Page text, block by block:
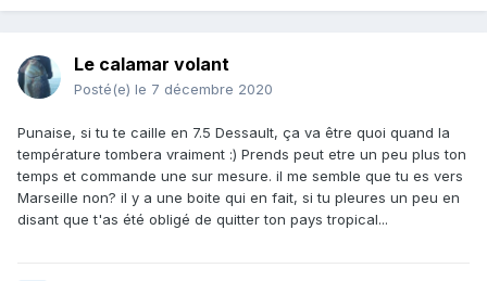
Le calamar volant
Posté(e) le 7 décembre 2020
Punaise, si tu te caille en 7.5 Dessault, ça va être quoi quand la
température tombera vraiment :) Prends peut etre un peu plus ton
temps et commande une sur mesure. il me semble que tu es vers
Marseille non? il y a une boite qui en fait, si tu pleures un peu en
disant que t'as été obligé de quitter ton pays tropical...